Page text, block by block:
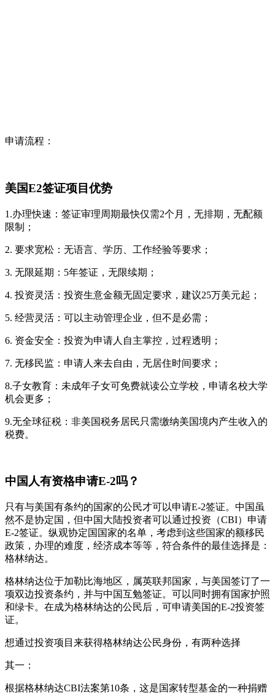
申请流程：
美国E2签证项目优势
1.办理快速：签证审理周期最快仅需2个月，无排期，无配额
限制；
2. 要求宽松：无语言、学历、工作经验等要求；
3. 无限延期：5年签证，无限续期；
4. 投资灵活：投资生意金额无固定要求，建议25万美元起；
5. 经营灵活：可以主动管理企业，但不是必需；
6. 资金安全：投资为申请人自主掌控，过程透明；
7. 无移民监：申请人来去自由，无居住时间要求；
8.子女教育：未成年子女可免费就读公立学校，申请名校大学
机会更多；
9.无全球征税：非美国税务居民只需缴纳美国境内产生收入的
税费。
中国人有资格申请E-2吗？
只有与美国有条约的国家的公民才可以申请E-2签证。中国虽
然不是协定国，但中国大陆投资者可以通过投资（CBI）申请
E-2签证。纵观协定国国家的名单，考虑到这些国家的额移民
政策，办理的难度，经济成本等等，符合条件的最佳选择是：
格林纳达。
格林纳达位于加勒比海地区，属英联邦国家，与美国签订了一
项双边投资条约，并与中国互勉签证。可以同时拥有国家护照
和绿卡。在成为格林纳达的公民后，可申请美国的E-2投资签
证。
想通过投资项目来获得格林纳达公民身份，有两种选择
其一：
根据格林纳达CBI法案第10条，这是国家转型基金的一种捐赠